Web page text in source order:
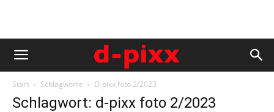
Start Schlagworte D-pixx foto 2/2023
Schlagwort: d-pixx foto 2/2023